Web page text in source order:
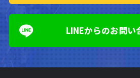
LINEからのお問い